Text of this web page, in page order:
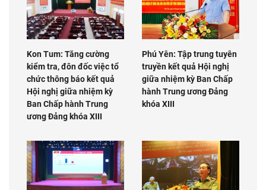
Kon Tum: Tăng cường
kiểm tra, đôn đốc việc tổ
chức thông báo kết quả
Hội nghị giữa nhiệm kỳ
Ban Chấp hành Trung
ương Đảng khóa XIII
Phú Yên: Tập trung tuyên
truyền kết quả Hội nghị
giữa nhiệm kỳ Ban Chấp
hành Trung ương Đảng
khóa XIII